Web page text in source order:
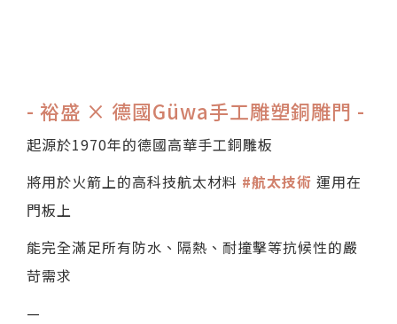
- 裕盛 × 德國Güwa手工雕塑銅雕門 -
起源於1970年的德國高華手工銅雕板
將用於火箭上的高科技航太材料 #航太技術 運用在
門板上
能完全滿足所有防水、隔熱、耐撞擊等抗候性的嚴
苛需求
—